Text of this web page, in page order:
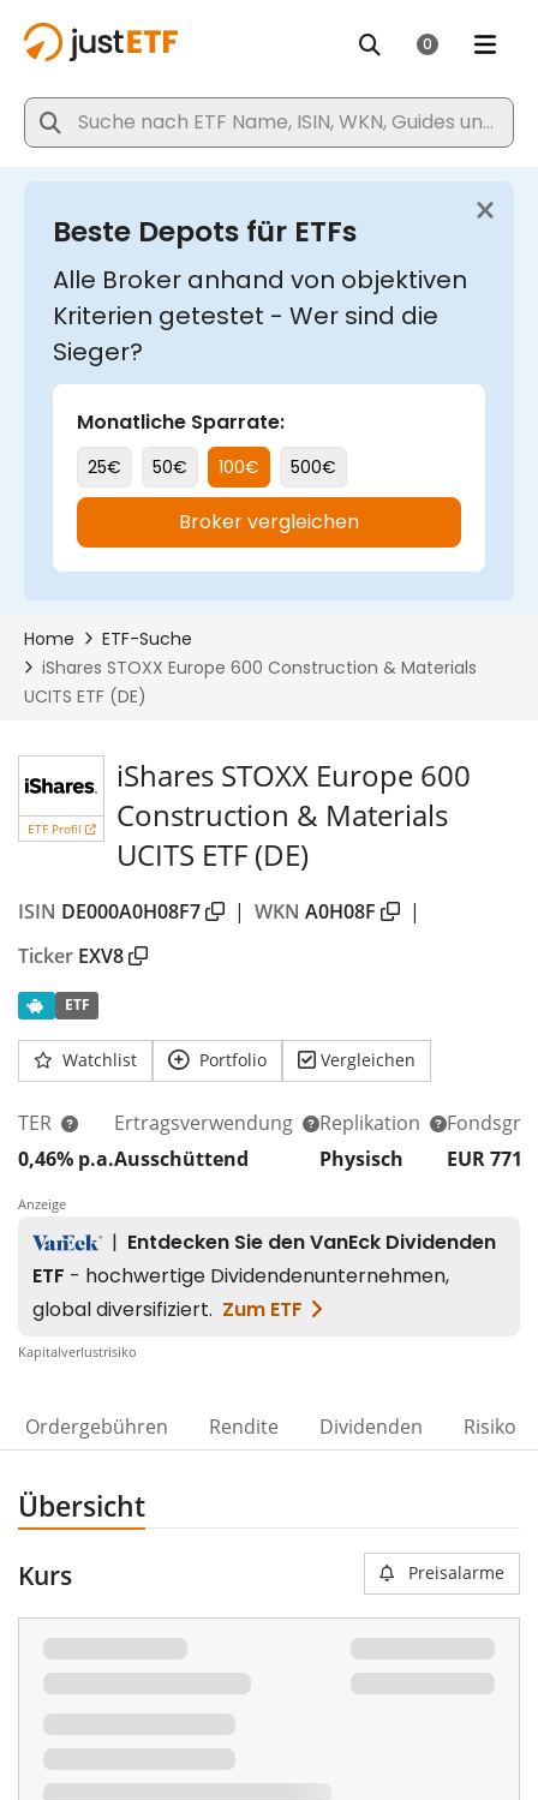
ETF Profil
iShares STOXX Europe 600
Construction & Materials
UCITS ETF (DE)
ISIN DE000A0H08F7 | WKN A0H08F
|
Ticker EXV8
ETF
Watchlist Portfolio Vergleichen
TER
0,46% p.a.
Ertragsverwendung
Ausschüttend
Replikation
Physisch
EUR 771
Anzeige
Kapitalverlustrisiko
Ordergebühren Rendite Dividenden Risiko
Übersicht
Kurs Preisalarme